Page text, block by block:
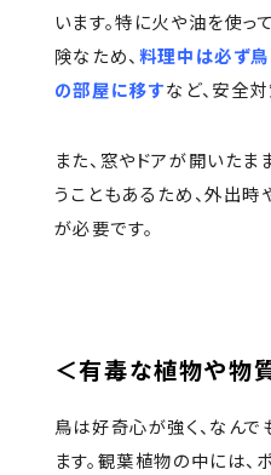
います。特に火や油を使っ
険なため、 料理中は必ず鳥
の部屋に移すなど、安全対
また、窓やドアが開いた
うこともあるため、外出
が必要です。
＜有毒な植物や物
鳥は好奇心が強く、なんで
ます。観葉植物の中には、